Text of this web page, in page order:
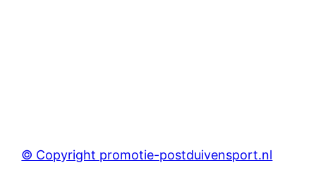
© Copyright promotie-postduivensport.nl